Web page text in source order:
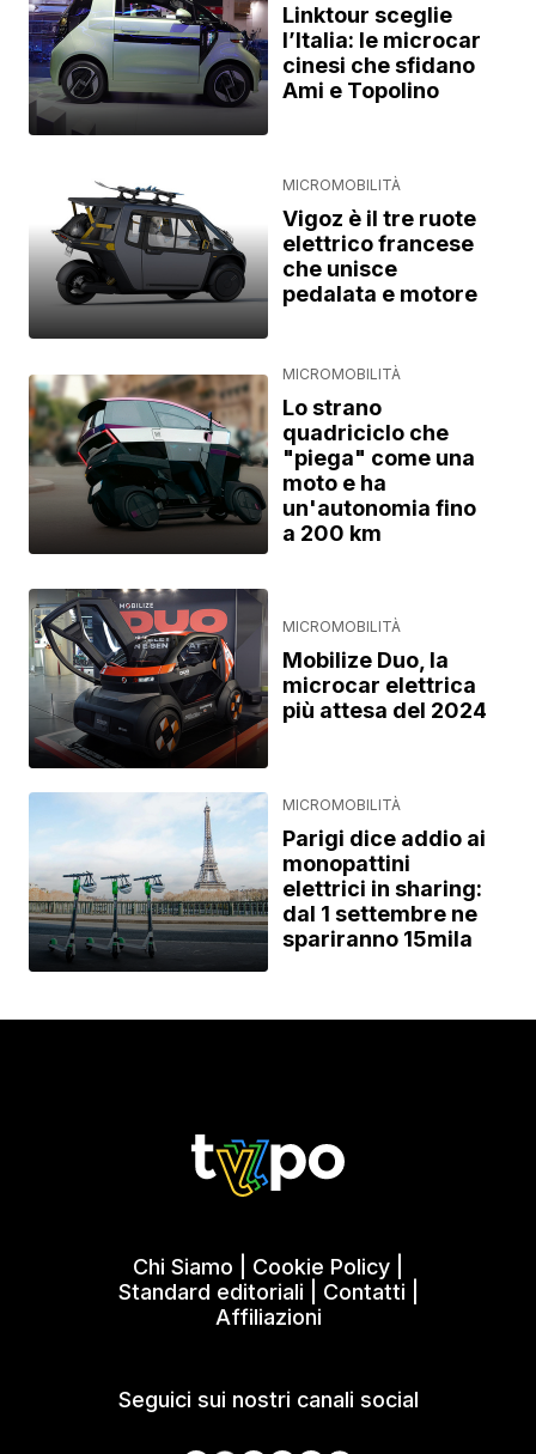
Linktour sceglie
l’Italia: le microcar
cinesi che sfidano
Ami e Topolino
MICROMOBILITÀ
Vigoz è il tre ruote
elettrico francese
che unisce
pedalata e motore
MICROMOBILITÀ
Lo strano
quadriciclo che
"piega" come una
moto e ha
un'autonomia fino
a 200 km
MICROMOBILITÀ
Mobilize Duo, la
microcar elettrica
più attesa del 2024
MICROMOBILITÀ
Parigi dice addio ai
monopattini
elettrici in sharing:
dal 1 settembre ne
spariranno 15mila
Chi Siamo Cookie Policy
Standard editoriali
Contatti
Affiliazioni
Seguici sui nostri canali social